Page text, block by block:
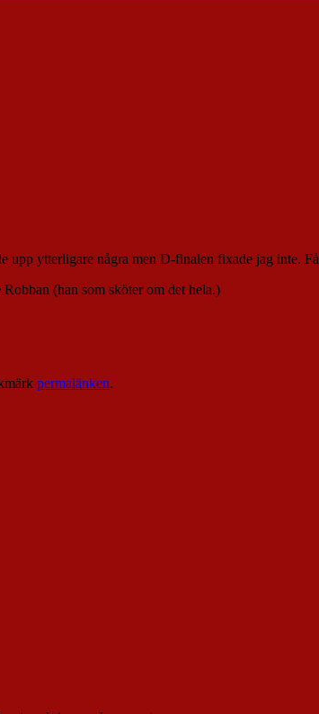
upp ytterligare några men D-finalen fixade jag inte.
(han som sköter om det hela.)
permalänken.